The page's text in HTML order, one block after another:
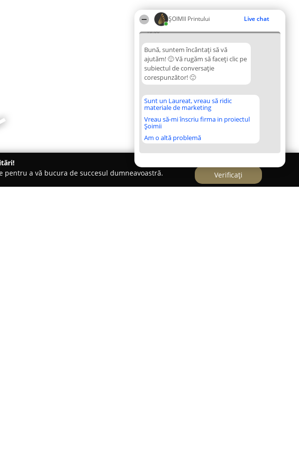
ŞOIMII Printului Live chat
10:00
Bună, suntem încântați să vă
ajutăm! 🙂 Vă rugăm să faceți clic pe
subiectul de conversație
corespunzător! 🙂
Sunt un Laureat, vreau să ridic
materiale de marketing
Vreau să-mi înscriu firma in proiectul
Șoimii
Am o altă problemă
a vă bucura de succesul dumneavoastră.
Verificați